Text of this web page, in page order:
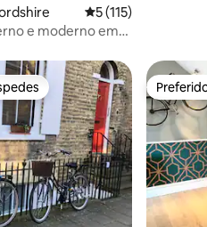
5 de uma avaliação
5 (115)
e moderno em
dos hóspedes